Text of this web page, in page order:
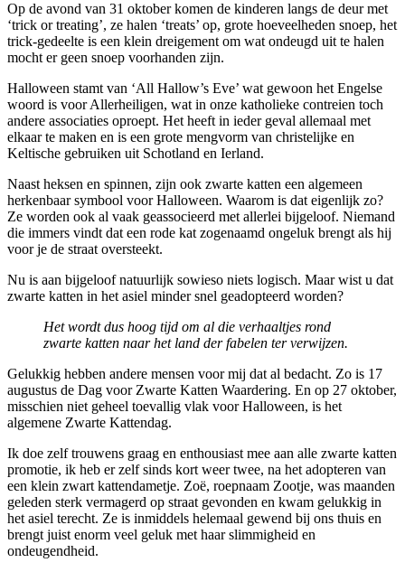
Op de avond van 31 oktober komen de kinderen langs de deur met
‘trick or treating’, ze halen ‘treats’ op, grote hoeveelheden snoep, het
trick-gedeelte is een klein dreigement om wat ondeugd uit te halen
mocht er geen snoep voorhanden zijn.
Halloween stamt van ‘All Hallow’s Eve’ wat gewoon het Engelse
woord is voor Allerheiligen, wat in onze katholieke contreien toch
andere associaties oproept. Het heeft in ieder geval allemaal met
elkaar te maken en is een grote mengvorm van christelijke en
Keltische gebruiken uit Schotland en Ierland.
Naast heksen en spinnen, zijn ook zwarte katten een algemeen
herkenbaar symbool voor Halloween. Waarom is dat eigenlijk zo?
Ze worden ook al vaak geassocieerd met allerlei bijgeloof. Niemand
die immers vindt dat een rode kat zogenaamd ongeluk brengt als hij
voor je de straat oversteekt.
Nu is aan bijgeloof natuurlijk sowieso niets logisch. Maar wist u dat
zwarte katten in het asiel minder snel geadopteerd worden?
Het wordt dus hoog tijd om al die verhaaltjes rond
zwarte katten naar het land der fabelen ter verwijzen.
Gelukkig hebben andere mensen voor mij dat al bedacht. Zo is 17
augustus de Dag voor Zwarte Katten Waardering. En op 27 oktober,
misschien niet geheel toevallig vlak voor Halloween, is het
algemene Zwarte Kattendag.
Ik doe zelf trouwens graag en enthousiast mee aan alle zwarte katten
promotie, ik heb er zelf sinds kort weer twee, na het adopteren van
een klein zwart kattendametje. Zoë, roepnaam Zootje, was maanden
geleden sterk vermagerd op straat gevonden en kwam gelukkig in
het asiel terecht. Ze is inmiddels helemaal gewend bij ons thuis en
brengt juist enorm veel geluk met haar slimmigheid en
ondeugendheid.